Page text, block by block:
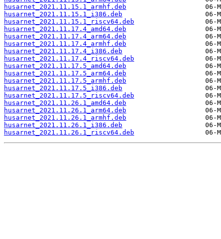
husarnet_2021.11.15.1_armhf.deb
husarnet_2021.11.15.1_i386.deb
husarnet_2021.11.15.1_riscv64.deb
husarnet_2021.11.17.4_amd64.deb
husarnet_2021.11.17.4_arm64.deb
husarnet_2021.11.17.4_armhf.deb
husarnet_2021.11.17.4_i386.deb
husarnet_2021.11.17.4_riscv64.deb
husarnet_2021.11.17.5_amd64.deb
husarnet_2021.11.17.5_arm64.deb
husarnet_2021.11.17.5_armhf.deb
husarnet_2021.11.17.5_i386.deb
husarnet_2021.11.17.5_riscv64.deb
husarnet_2021.11.26.1_amd64.deb
husarnet_2021.11.26.1_arm64.deb
husarnet_2021.11.26.1_armhf.deb
husarnet_2021.11.26.1_i386.deb
husarnet_2021.11.26.1_riscv64.deb